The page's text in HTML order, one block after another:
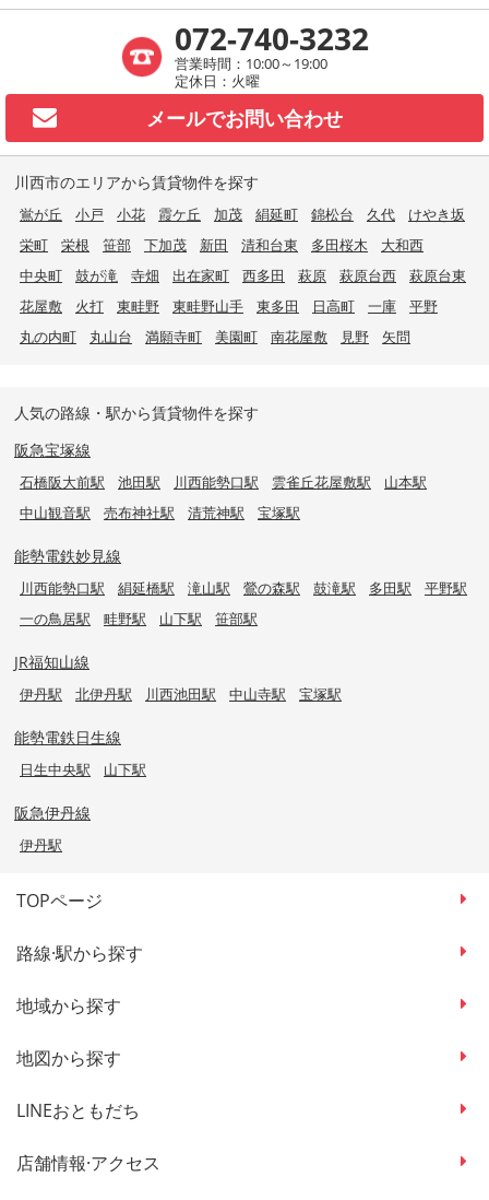
072-740-3232
営業時間：10:00～19:00
定休日：火曜
メールでお問い合わせ
川西市のエリアから賃貸物件を探す
鴬が丘 小戸 小花 霞ケ丘 加茂 絹延町 錦松台 久代
けやき坂
栄町
栄根 笹部 下加茂 新田 清和台東 多田桜木
大和西
中央町
鼓が滝 寺畑 出在家町 西多田 萩原 萩原台西
萩原台東
花屋敷
火打 東畦野 東畦野山手 東多田 日高町 一庫
平野
丸の内町
丸山台 満願寺町 美園町 南花屋敷 見野 矢問
人気の路線・駅から賃貸物件を探す
阪急宝塚線
石橋阪大前駅 池田駅 川西能勢口駅 雲雀丘花屋敷駅
山本駅
中山観音駅
売布神社駅 清荒神駅 宝塚駅
能勢電鉄妙見線
川西能勢口駅 絹延橋駅 滝山駅 鶯の森駅 鼓滝駅 多田駅
平野駅
一の鳥居駅
畦野駅 山下駅 笹部駅
JR福知山線
伊丹駅 北伊丹駅 川西池田駅 中山寺駅 宝塚駅
能勢電鉄日生線
日生中央駅 山下駅
阪急伊丹線
伊丹駅
TOPページ
路線·駅から探す
地域から探す
地図から探す
LINEおともだち
店舗情報·アクセス